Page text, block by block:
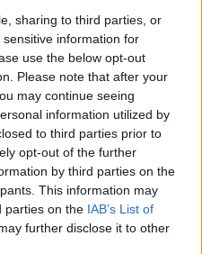
sharing to third parties, or
information for
use the below opt-out
Please note that after your
may continue seeing
information utilized by
to third parties prior to
opt-out of the further
by third parties on the
This information may
parties on the IAB’s List of
further disclose it to other
τα δικά της
Δύση προσβλέπει
, πιο εξελιγμένους
εξοπλισμούς. Ο
ταF-16από την
θα συνεχιστεί
θα γίνειτριμερής
αξιωματούχους για